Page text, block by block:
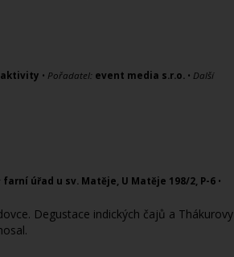
aktivity • Pořadatel: event media s.r.o. • Další
farní úřad u sv. Matěje, U Matěje 198/2, P-6 •
Degustace indických čajů a Thákurovy